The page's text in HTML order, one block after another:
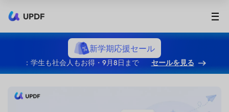
UPDF
新学期応援セール
：学生も社会人もお得・9月8日まで セールを見る